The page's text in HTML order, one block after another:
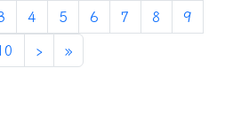
頁次)
4 5 6 7 8 9
›下一頁
»最後頁